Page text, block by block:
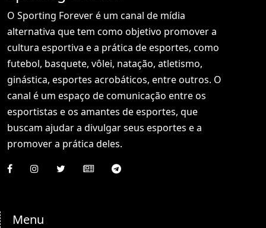
O Sporting Forever é um canal de mídia
alternativa que tem como objetivo promover a
cultura esportiva e a prática de esportes, como
futebol, basquete, vôlei, natação, atletismo,
ginástica, esportes acrobáticos, entre outros. O
canal é um espaço de comunicação entre os
esportistas e os amantes de esportes, que
buscam ajudar a divulgar seus esportes e a
promover a prática deles.
Menu